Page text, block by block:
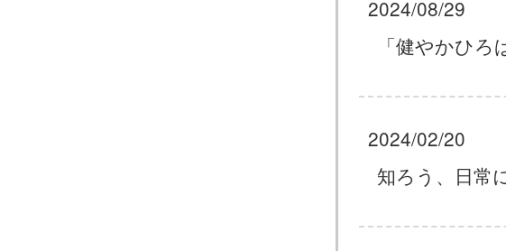
2024/08/29
「健やかひろ
2024/02/20
知ろう、日常